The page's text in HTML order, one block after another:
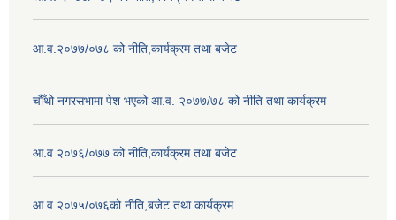
आ.व.२०७७/०७८ को नीति,कार्यक्रम तथा बजेट
चौँथो नगरसभामा पेश भएको आ.व. २०७७/७८ को नीति तथा कार्यक्रम
आ.व २०७६/०७७ को नीति,कार्यक्रम तथा बजेट
आ.व.२०७५/०७६को नीति,बजेट तथा कार्यक्रम